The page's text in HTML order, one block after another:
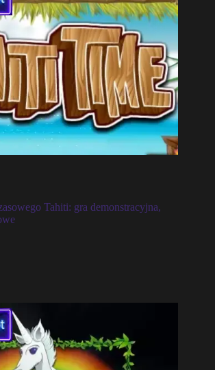
Tahiti: gra demonstracyjna,